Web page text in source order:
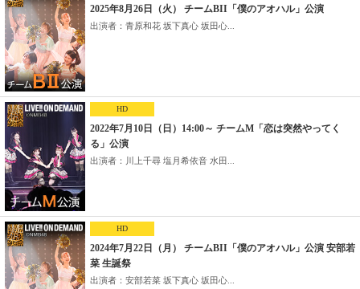
2025年8月26日（火） チームBII「僕のアオハル」公演
出演者：青原和花 坂下真心 坂田心...
HD
2022年7月10日（日）14:00～ チームM「恋は突然やってく
る」公演
出演者：川上千尋 塩月希依音 水田...
HD
2024年7月22日（月） チームBII「僕のアオハル」公演 安部若
菜 生誕祭
出演者：安部若菜 坂下真心 坂田心...